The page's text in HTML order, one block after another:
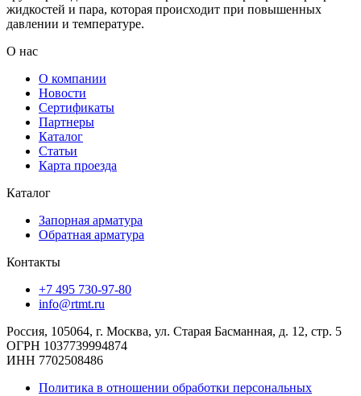
жидкостей и пара, которая происходит при повышенных
давлении и температуре.
О нас
О компании
Новости
Сертификаты
Партнеры
Каталог
Статьи
Карта проезда
Каталог
Запорная арматура
Обратная арматура
Контакты
+7 495 730-97-80
info@rtmt.ru
Россия, 105064, г. Москва, ул. Старая Басманная, д. 12, стр. 5
ОГРН 1037739994874
ИНН 7702508486
Политика в отношении обработки персональных